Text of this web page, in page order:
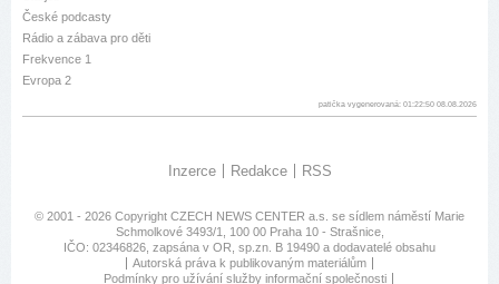
České podcasty
Rádio a zábava pro děti
Frekvence 1
Evropa 2
patička vygenerovaná: 01:22:50 08.08.2026
Inzerce Redakce RSS
© 2001 - 2026 Copyright CZECH NEWS CENTER a.s. se sídlem náměstí Marie
Schmolkové 3493/1, 100 00 Praha 10 - Strašnice,
IČO: 02346826, zapsána v OR, sp.zn. B 19490 a dodavatelé obsahu
Autorská práva k publikovaným materiálům
Podmínky pro užívání služby informační společnosti